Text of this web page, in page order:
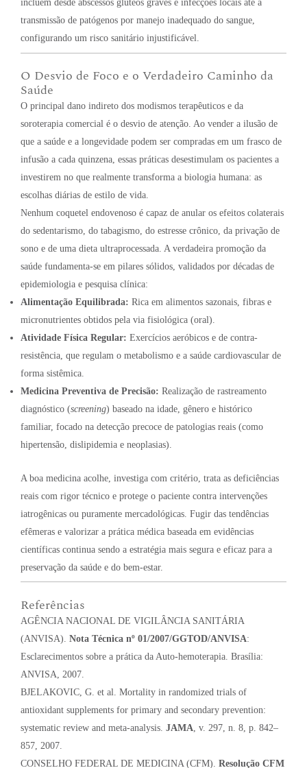
incluem desde abscessos glúteos graves e infecções locais até a
transmissão de patógenos por manejo inadequado do sangue,
configurando um risco sanitário injustificável.
O Desvio de Foco e o Verdadeiro Caminho da
Saúde
O principal dano indireto dos modismos terapêuticos e da
soroterapia comercial é o desvio de atenção. Ao vender a ilusão de
que a saúde e a longevidade podem ser compradas em um frasco de
infusão a cada quinzena, essas práticas desestimulam os pacientes a
investirem no que realmente transforma a biologia humana: as
escolhas diárias de estilo de vida.
Nenhum coquetel endovenoso é capaz de anular os efeitos colaterais
do sedentarismo, do tabagismo, do estresse crônico, da privação de
sono e de uma dieta ultraprocessada. A verdadeira promoção da
saúde fundamenta-se em pilares sólidos, validados por décadas de
epidemiologia e pesquisa clínica:
Alimentação Equilibrada: Rica em alimentos sazonais, fibras e
micronutrientes obtidos pela via fisiológica (oral).
Atividade Física Regular: Exercícios aeróbicos e de contra-
resistência, que regulam o metabolismo e a saúde cardiovascular de
forma sistêmica.
Medicina Preventiva de Precisão: Realização de rastreamento
diagnóstico (screening) baseado na idade, gênero e histórico
familiar, focado na detecção precoce de patologias reais (como
hipertensão, dislipidemia e neoplasias).
A boa medicina acolhe, investiga com critério, trata as deficiências
reais com rigor técnico e protege o paciente contra intervenções
iatrogênicas ou puramente mercadológicas. Fugir das tendências
efêmeras e valorizar a prática médica baseada em evidências
científicas continua sendo a estratégia mais segura e eficaz para a
preservação da saúde e do bem-estar.
Referências
AGÊNCIA NACIONAL DE VIGILÂNCIA SANITÁRIA
(ANVISA). Nota Técnica nº 01/2007/GGTOD/ANVISA:
Esclarecimentos sobre a prática da Auto-hemoterapia. Brasília:
ANVISA, 2007.
BJELAKOVIC, G. et al. Mortality in randomized trials of
antioxidant supplements for primary and secondary prevention:
systematic review and meta-analysis. JAMA , v. 297, n. 8, p. 842–
857, 2007.
CONSELHO FEDERAL DE MEDICINA (CFM). Resolução CFM